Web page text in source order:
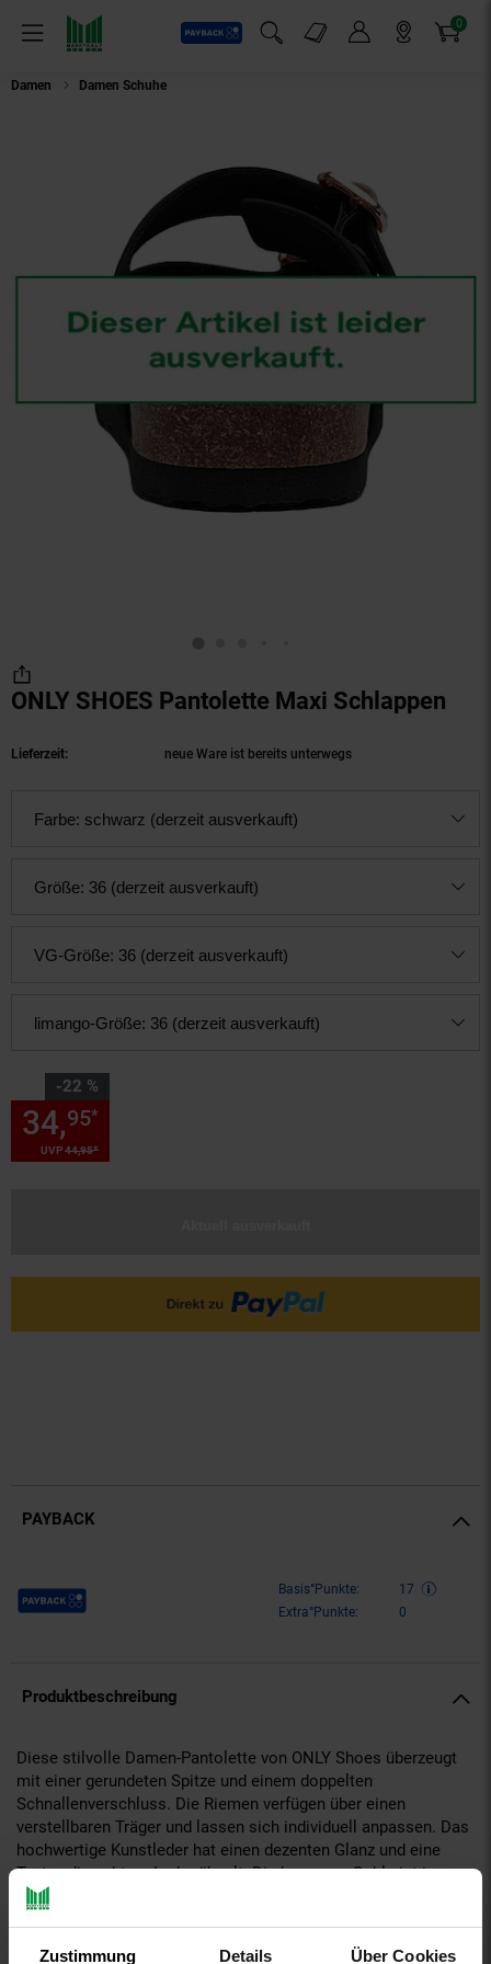
Zustimmung Details Über Cookies
Menü
Payback
Suchfeld einblenden
Markt-Angebote 0
Artikel
Damen Damen Schuhe
ONLY SHOES Pantolette Maxi Schlappen
Lieferzeit: neue Ware ist bereits unterwegs
Farbe: schwarz (derzeit ausverkauft)
Größe: 36 (derzeit ausverkauft)
VG-Größe: 36 (derzeit ausverkauft)
limango-Größe: 36 (derzeit ausverkauft)
-22 %
Sie Sparen 22 Prozent,
UVP44,95*
34,95*
PAYBACK
Payback Punkte Basis°Punkte:
17
Extra°Punkte:
0
Produktbeschreibung
Diese stilvolle Damen-Pantolette von ONLY Shoes überzeugt
mit einer gerundeten Spitze und einem doppelten
Schnallenverschluss. Die Riemen verfügen über einen
verstellbaren Träger und lassen sich individuell anpassen. Das
hochwertige Kunstleder hat einen dezenten Glanz und eine
Textur, die echtem Leder ähnelt. Die bequeme Sohle ist im
Design auf hohen Tragekomfort ausgelegt und aus